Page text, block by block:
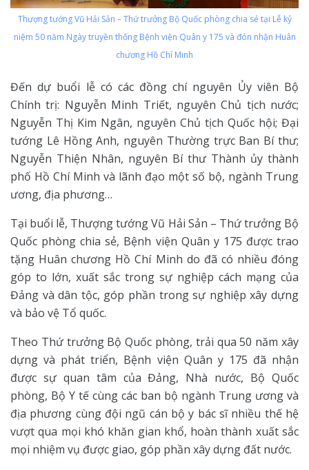
Thượng tướng Vũ Hải Sản – Thứ trưởng Bộ Quốc phòng chia sẻ tại Lễ kỷ
niệm 50 năm Ngày truyền thống Bệnh viện Quân y 175 và đón nhận Huân
chương Hồ Chí Minh
Đến dự buổi lễ có các đồng chí nguyên Ủy viên Bộ
Chính trị: Nguyễn Minh Triết, nguyên Chủ tịch nước;
Nguyễn Thị Kim Ngân, nguyên Chủ tịch Quốc hội; Đại
tướng Lê Hồng Anh, nguyên Thường trực Ban Bí thư;
Nguyễn Thiện Nhân, nguyên Bí thư Thành ủy thành
phố Hồ Chí Minh và lãnh đạo một số bộ, ngành Trung
ương, địa phương…
Tại buổi lễ, Thượng tướng Vũ Hải Sản – Thứ trưởng Bộ
Quốc phòng chia sẻ, Bệnh viện Quân y 175 được trao
tặng Huân chương Hồ Chí Minh do đã có nhiều đóng
góp to lớn, xuất sắc trong sự nghiệp cách mạng của
Đảng và dân tộc, góp phần trong sự nghiệp xây dựng
và bảo vệ Tổ quốc.
Theo Thứ trưởng Bộ Quốc phòng, trải qua 50 năm xây
dựng và phát triển, Bệnh viện Quân y 175 đã nhận
được sự quan tâm của Đảng, Nhà nước, Bộ Quốc
phòng, Bộ Y tế cùng các ban bộ ngành Trung ương và
địa phương cùng đội ngũ cán bộ y bác sĩ nhiều thế hệ
vượt qua mọi khó khăn gian khổ, hoàn thành xuất sắc
mọi nhiệm vụ được giao, góp phần xây dựng đất nước.